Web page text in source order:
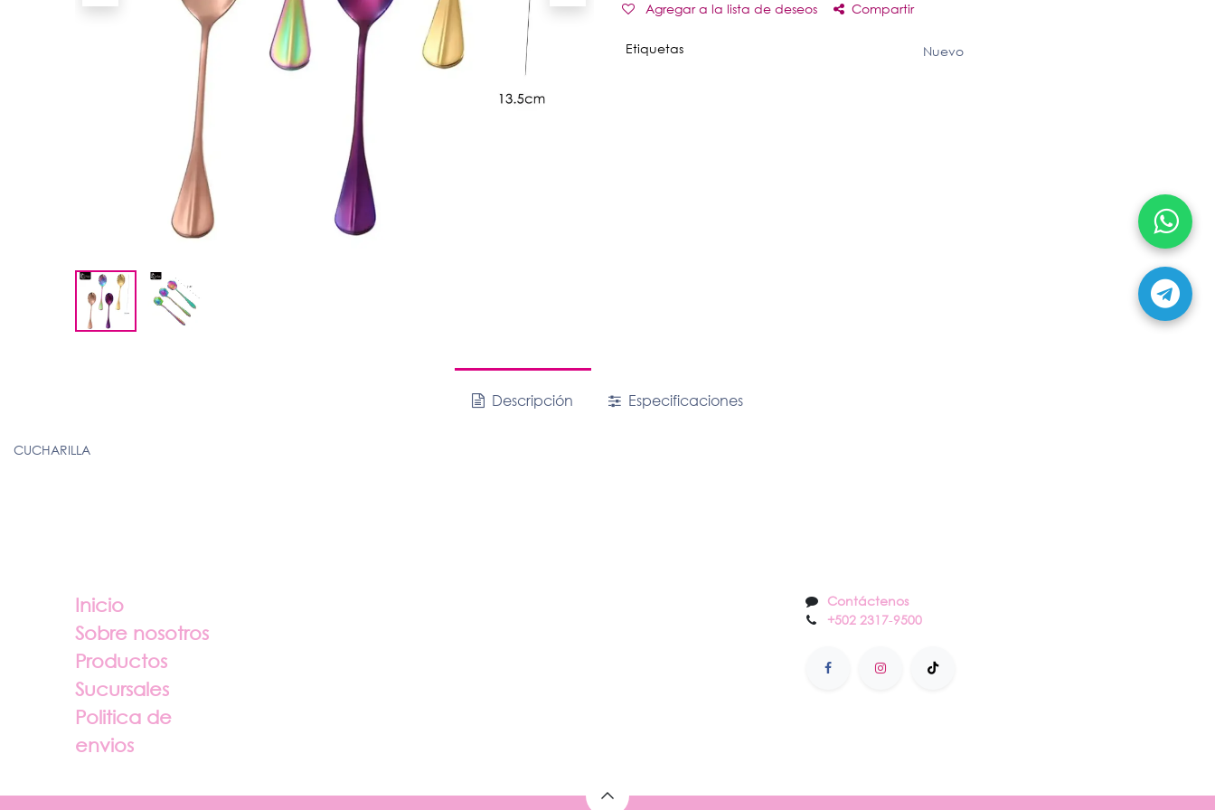
Agregar a la lista de deseos Compartir
Etiquetas Nuevo
Descripción Especificaciones
CUCHARILLA
Inicio
Sobre nosotros
Productos
Sucursales
Politica de
envios
Contáctenos
+502 2317-9500